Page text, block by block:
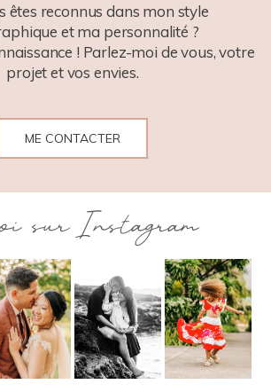
êtes reconnus dans mon style
et ma personnalité ?
! Parlez-moi de vous, votre
projet et vos envies.
ME CONTACTER
sur Instagram